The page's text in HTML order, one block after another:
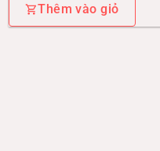
Thêm vào giỏ